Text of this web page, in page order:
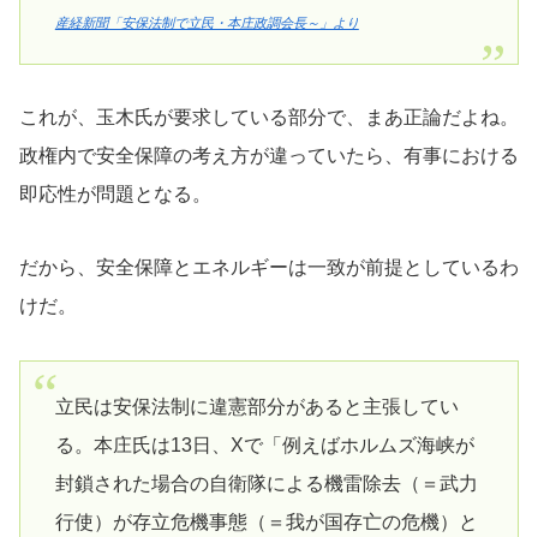
産経新聞「安保法制で立民・本庄政調会長～」より
これが、玉木氏が要求している部分で、まあ正論だよね。
政権内で安全保障の考え方が違っていたら、有事における
即応性が問題となる。
だから、安全保障とエネルギーは一致が前提としているわ
けだ。
立民は安保法制に違憲部分があると主張してい
る。本庄氏は13日、Xで「例えばホルムズ海峡が
封鎖された場合の自衛隊による機雷除去（＝武力
行使）が存立危機事態（＝我が国存亡の危機）と